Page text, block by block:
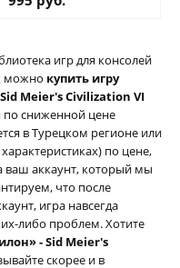
игр для консолей
можно купить игру
Meier's Civilization VI
по сниженной цене
в Турецком регионе или
по цене,
ваш аккаунт, который мы
что после
игра навсегда
либо проблем. Хотите
- Sid Meier's
скорее и в